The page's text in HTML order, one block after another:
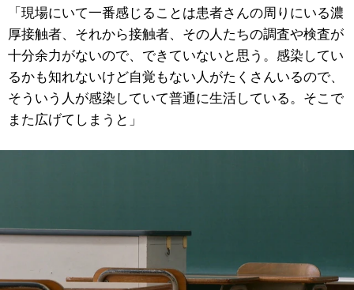
「現場にいて一番感じることは患者さんの周りにいる濃
厚接触者、それから接触者、その人たちの調査や検査が
十分余力がないので、できていないと思う。感染してい
るかも知れないけど自覚もない人がたくさんいるので、
そういう人が感染していて普通に生活している。そこで
また広げてしまうと」